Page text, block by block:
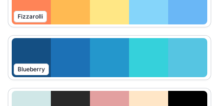
Fizzarolli
Blueberry